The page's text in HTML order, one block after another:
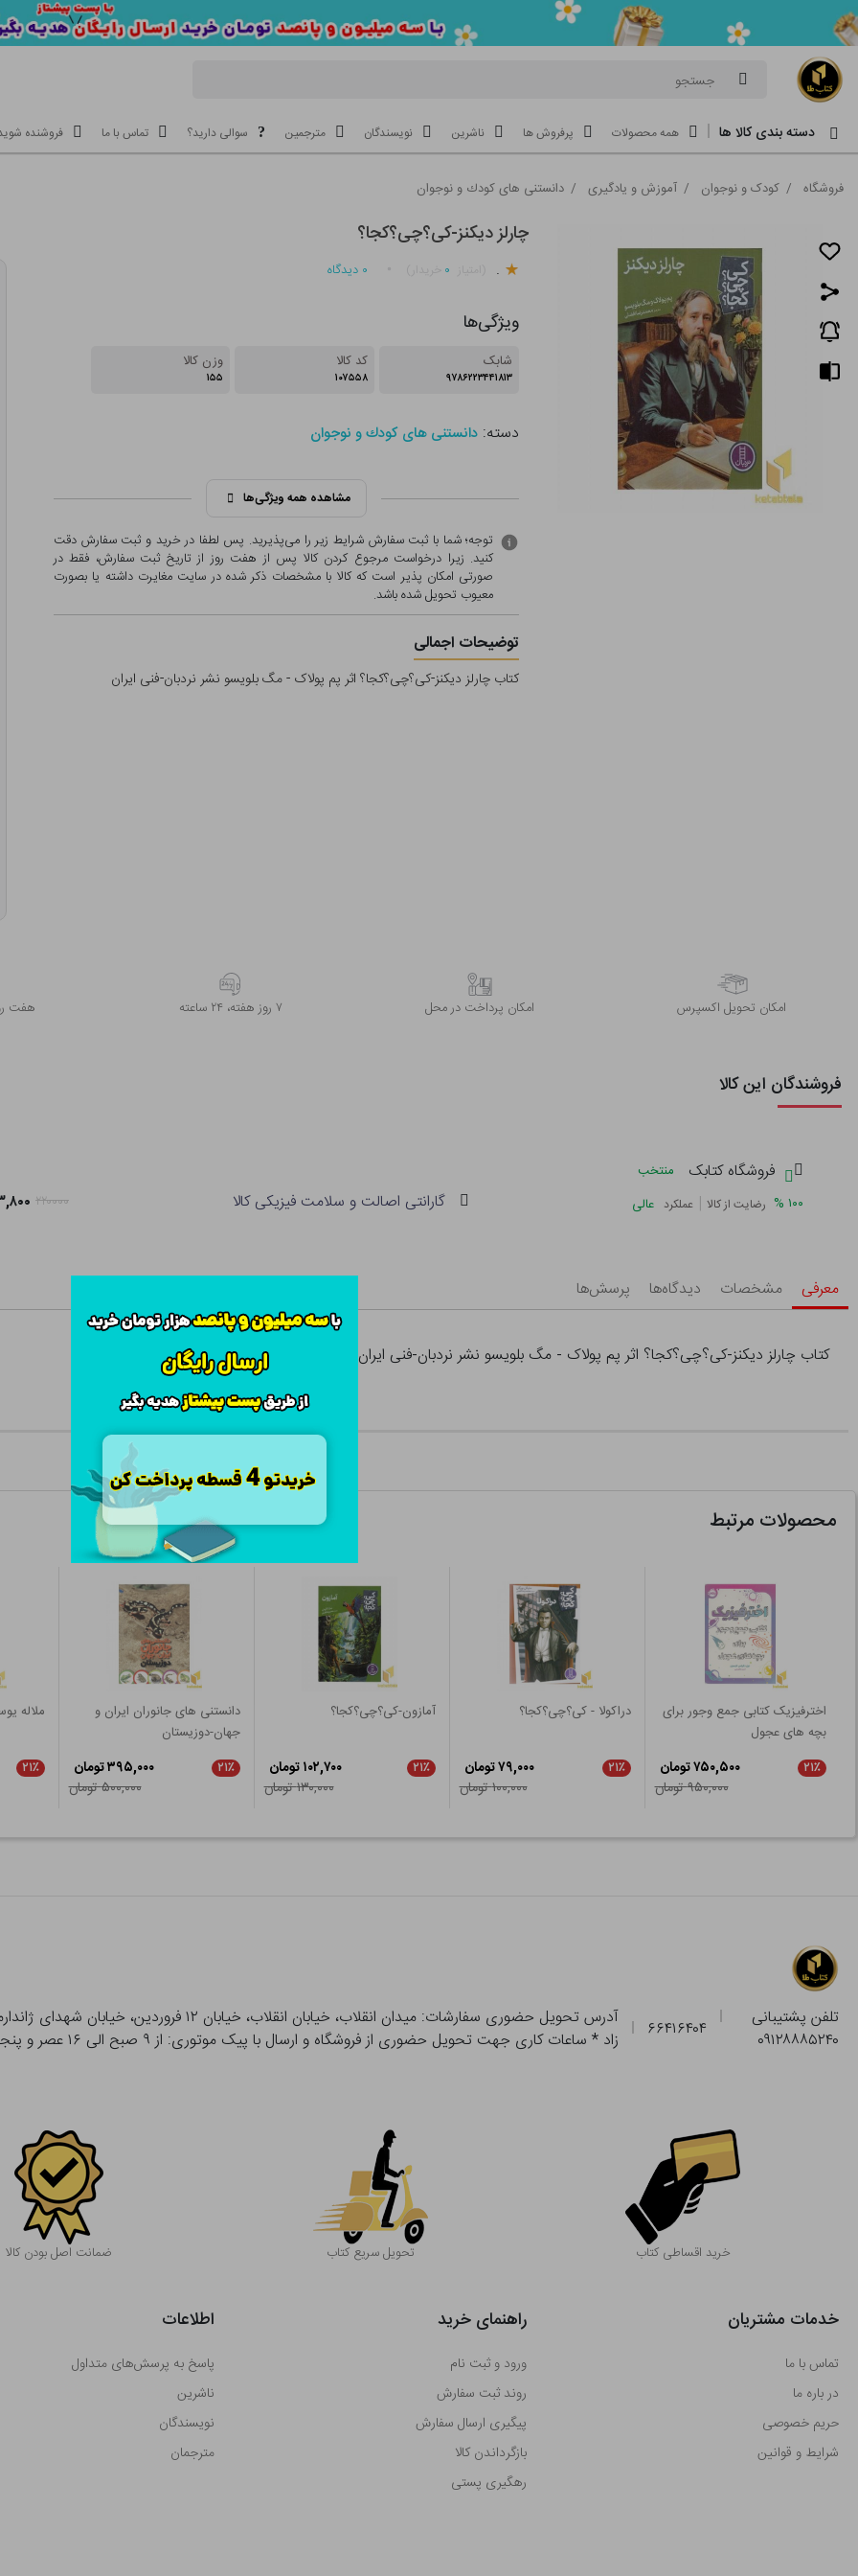
جستجو
دسته بندی کالا ها همه محصولات پرفروش ها ناشرین نویسندگان مترجمین سوالی دارید؟ تماس با ما فروشنده
فروشگاه / کودک و نوجوان / آموزش و یادگیری / دانستنی های كودك و نوجوان
چارلز دیکنز-کی؟چی؟کجا؟
. ۰ ۰ دیدگاه
ویژگی‌ها
شابک
۹۷۸۶۲۲۳۴۴۱۸۱۳
کد کالا
۱۰۷۵۵۸
وزن کالا
۱۵۵
دسته: دانستنی های كودك و نوجوان
مشاهده همه ویژگی‌ها
توجه؛ شما با ثبت سفارش شرایط زیر را می‌پذیرید. پس لطفا در خرید و ثبت سفارش دقت
کنید. زیرا درخواست مرجوع کردن کالا پس از هفت روز از تاریخ ثبت سفارش، فقط در
صورتی امکان پذیر است که کالا با مشخصات ذکر شده در سایت مغایرت داشته یا بصورت
معيوب تحویل شده باشد.
توضیحات اجمالی
کتاب چارلز دیکنز-کی؟چی؟کجا؟ اثر پم پولاک - مگ بلویسو نشر نردبان-فنی ایران
اﻣﮑﺎن ﺗﺤﻮﯾﻞ اﮐﺴﭙﺮس امکان پرداخت در محل ۷ روز ﻫﻔﺘﻪ، ۲۴ ﺳﺎﻋﺘﻪ هفت
فروشندگان این کالا
فروشگاه کتابک
منتخب
۱۰۰ % رضایت از کالا | عملکرد عالی گارانتی اصالت و سلامت فیزیکی کالا ۲۲۰۰۰۰ ۱۷۳,۸۰۰
معرفی مشخصات دیدگاه‌ها پرسش‌ها
کتاب چارلز دیکنز-کی؟چی؟کجا؟ اثر پم پولاک - مگ بلویسو نشر نردبان-فنی ایران
محصولات مرتبط
اخترفیزیک کتابی جمع وجور برای
بچه های عجول
۲۱٪
۷۵۰,۵۰۰ تومان
۹۵۰,۰۰۰ تومان
دراکولا - کی؟چی؟کجا؟
۲۱٪
۷۹,۰۰۰ تومان
۱۰۰,۰۰۰ تومان
آمازون-کی؟چی؟کجا؟
۲۱٪
۱۰۲,۷۰۰ تومان
۱۳۰,۰۰۰ تومان
دانستنی های جانوران ایران و
جهان-دوزیستان
۲۱٪
۳۹۵,۰۰۰ تومان
۵۰۰,۰۰۰ تومان
ملاله
۲۱٪
تلفن پشتیبانی
۰۹۱۲۸۸۸۵۲۴۰
۶۶۴۱۶۴۰۴
زاد * ساعات کاری جهت تحویل حضوری از فروشگاه و ارسال با پیک موتوری: از ۹ صبح الی ۱۶ عصر و پنجشنبه ها تا ۱۲
خرید اقساطی کتاب تحویل سریع کتاب
بصورت حضوری از آدرس تحویل حضوری سفارش خود را بدون هیچ هزینه ای تحویل بگیرید.
ضمانت اصل بودن کالا
خدمات مشتریان
تماس با ما
در باره ما
حریم خصوصی
شرایط و قوانین
راهنمای خرید
ورود و ثبت نام
روند ثبت سفارش
پیگیری ارسال سفارش
بازگرداندن کالا
رهگیری پستی
اطلاعات
پاسخ به پرسش‌های متداول
ناشرین
نویسندگان
مترجمان